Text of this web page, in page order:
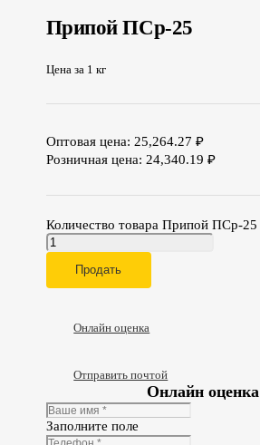
Припой ПСр-25
Цена за 1 кг
Оптовая цена: 25,264.27 ₽
Розничная цена: 24,340.19 ₽
Количество товара Припой ПСр-25
Продать
Онлайн оценка
Отправить почтой
Онлайн оценка
Заполните поле